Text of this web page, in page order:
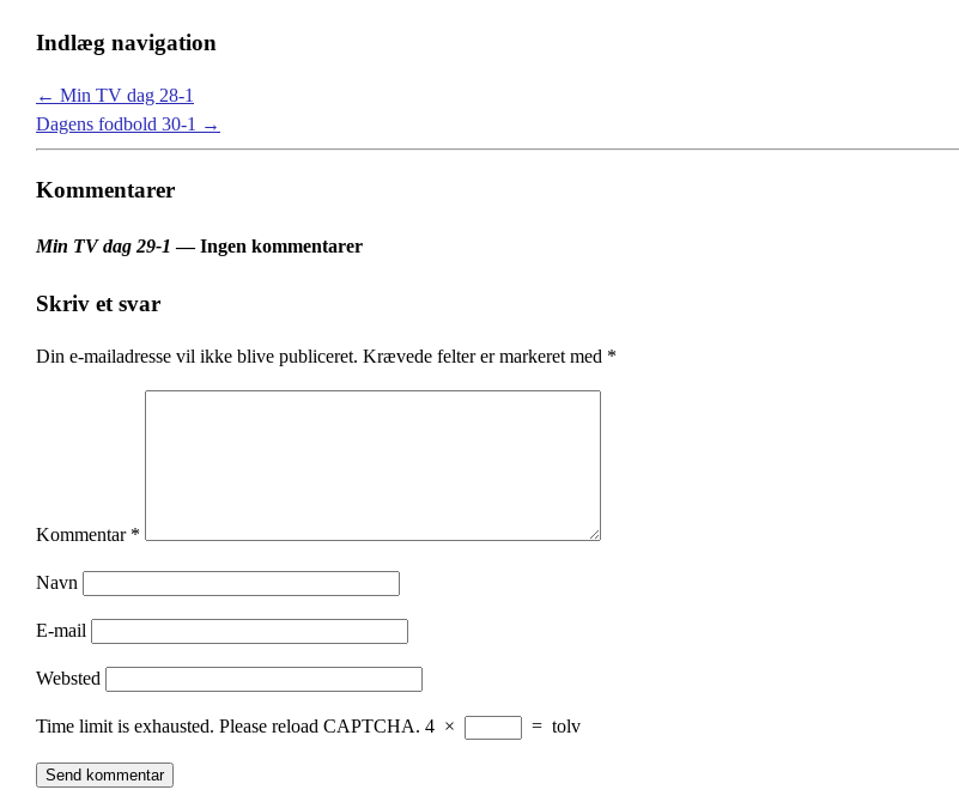
Indlæg navigation
← Min TV dag 28-1
Dagens fodbold 30-1 →
Kommentarer
Min TV dag 29-1 — Ingen kommentarer
Skriv et svar
Din e-mailadresse vil ikke blive publiceret. Krævede felter er markeret med *
Kommentar *
Navn
E-mail
Websted
Time limit is exhausted. Please reload CAPTCHA. 4 × = tolv